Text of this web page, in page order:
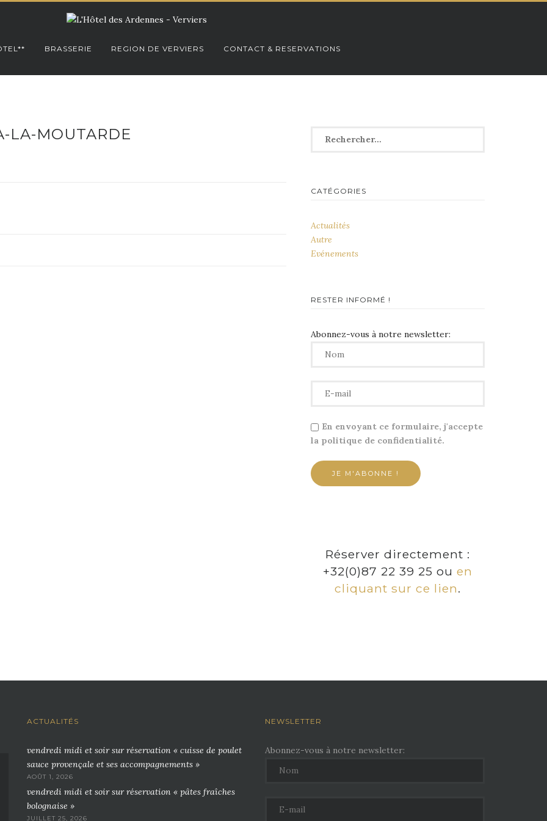
BRASSERIE REGION DE VERVIERS CONTACT & RESERVATIONS
LA-MOUTARDE
CATÉGORIES
Actualités
Autre
Evénements
RESTER INFORMÉ !
Abonnez-vous à notre newsletter:
En envoyant ce formulaire, j'accepte
la politique de confidentialité.
Réserver directement :
+32(0)87 22 39 25 ou en
cliquant sur ce lien.
ACTUALITÉS
vendredi midi et soir sur réservation « cuisse de poulet
sauce provençale et ses accompagnements »
AOÛT 1, 2026
vendredi midi et soir sur réservation « pâtes fraîches
bolognaise »
JUILLET 25, 2026
NEWSLETTER
Abonnez-vous à notre newsletter: